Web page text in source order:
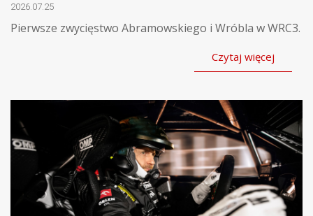
2026.07.25
Pierwsze zwycięstwo Abramowskiego i Wróbla w WRC3.
Czytaj więcej